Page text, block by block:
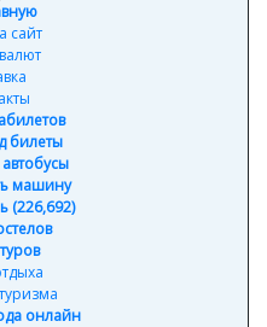
сайт
билеты
машину
(226,692)
онлайн